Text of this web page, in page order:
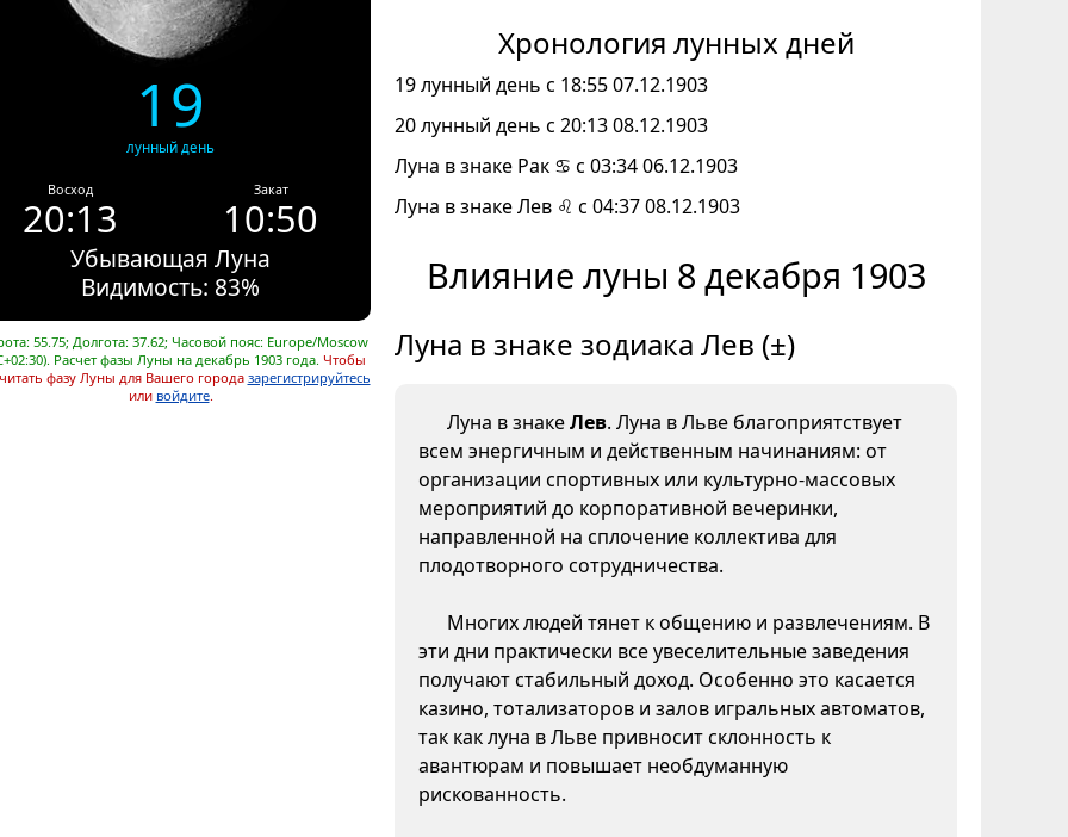
19
лунный день
Восход
20:13
Закат
10:50
Убывающая Луна
Видимость: 83%
55.75; Долгота: 37.62; Часовой пояс: Europe/Moscow
Расчет фазы Луны на декабрь 1903 года. Чтобы
фазу Луны для Вашего города зарегистрируйтесь
или войдите.
Хронология лунных дней
19 лунный день с 18:55 07.12.1903
20 лунный день с 20:13 08.12.1903
Луна в знаке Рак ♋ с 03:34 06.12.1903
Луна в знаке Лев ♌ с 04:37 08.12.1903
Влияние луны 8 декабря 1903
Луна в знаке зодиака Лев (±)
Луна в знакеЛев. Луна в Льве благоприятствует
всем энергичным и действенным начинаниям: от
организации спортивных или культурно-массовых
мероприятий до корпоративной вечеринки,
направленной на сплочение коллектива для
плодотворного сотрудничества.
Многих людей тянет к общению и развлечениям. В
эти дни практически все увеселительные заведения
получают стабильный доход. Особенно это касается
казино, тотализаторов и залов игральных автоматов,
так как луна в Льве привносит склонность к
авантюрам и повышает необдуманную
рискованность.